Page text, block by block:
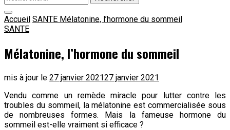
Accueil SANTE Mélatonine, l’hormone du sommeil
SANTE
Mélatonine, l’hormone du sommeil
mis à jour le 27 janvier 202127 janvier 2021
Vendu comme un remède miracle pour lutter contre les
troubles du sommeil, la mélatonine est commercialisée sous
de nombreuses formes. Mais la fameuse hormone du
sommeil est-elle vraiment si efficace ?